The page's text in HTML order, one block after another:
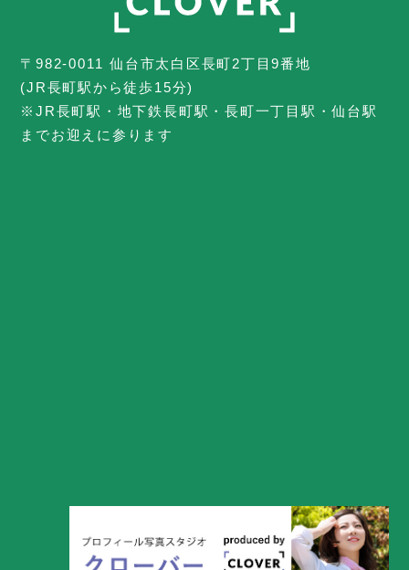
〒982-0011 仙台市太白区長町2丁目9番地
(JR長町駅から徒歩15分)
※JR長町駅・地下鉄長町駅・長町一丁目駅・仙台駅
までお迎えに参ります